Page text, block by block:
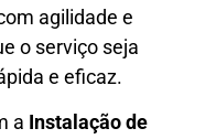
agilidade e
o serviço seja
e eficaz.
a Instalação de